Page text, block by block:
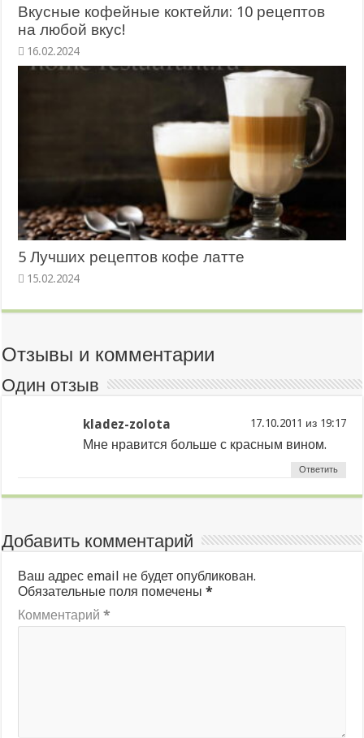
Вкусные кофейные коктейли: 10 рецептов
на любой вкус!
16.02.2024
5 Лучших рецептов кофе латте
15.02.2024
Отзывы и комментарии
Один отзыв
kladez-zolota из
Мне нравится больше с красным вином.
Ответить
Добавить комментарий
Ваш адрес email не будет опубликован.
Обязательные поля помечены*
Комментарий*